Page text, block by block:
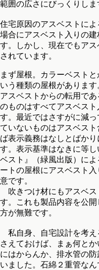
範囲の広さにびっくりし
住宅原因のアスベストに
場合にアスベスト入りの
す。しかし、現在でもア
されています。
まず屋根。カラーベスト
いう種類の屋根がありま
アスベストからの転用で
のものはすべてアスベス
す。最近ではさすがに減
ていないものはアスベス
ば表示義務はなしとばか
す。表示基準はなきに等
ベスト』（緑風出版）に
ートの屋根にアスベスト
意です。
吹きつけ材にもアスベス
す。これも製品内容を公
方が無難です。
私自身、自宅設計を考え
さえておけば、まぁ何と
にはからんか、排水管の
いました。石綿２重管な